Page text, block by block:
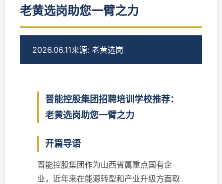
老黄选岗助您一臂之力
2026.06.11来源: 老黄选岗
晋能控股集团招聘培训学校推荐：
老黄选岗助您一臂之力
开篇导语
晋能控股集团作为山西省属重点国有企
业，近年来在能源转型和产业升级方面取